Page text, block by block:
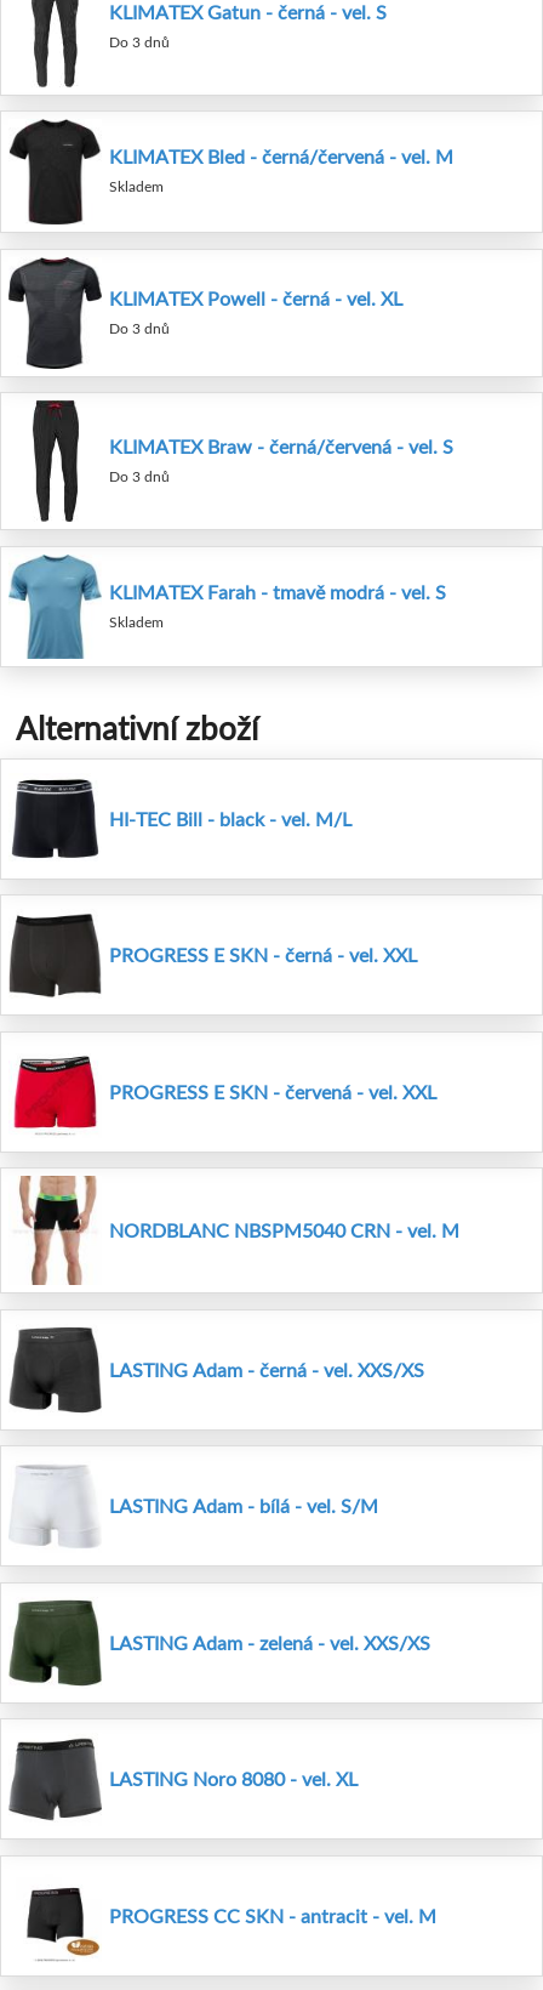
KLIMATEX Gatun - černá - vel. S
Do 3 dnů
KLIMATEX Bled - černá/červená - vel. M
Skladem
KLIMATEX Powell - černá - vel. XL
Do 3 dnů
KLIMATEX Braw - černá/červená - vel. S
Do 3 dnů
KLIMATEX Farah - tmavě modrá - vel. S
Skladem
Alternativní zboží
HI-TEC Bill - black - vel. M/L
PROGRESS E SKN - černá - vel. XXL
PROGRESS E SKN - červená - vel. XXL
NORDBLANC NBSPM5040 CRN - vel. M
LASTING Adam - černá - vel. XXS/XS
LASTING Adam - bílá - vel. S/M
LASTING Adam - zelená - vel. XXS/XS
LASTING Noro 8080 - vel. XL
PROGRESS CC SKN - antracit - vel. M